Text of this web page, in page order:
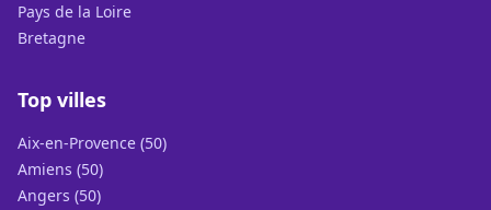
Pays de la Loire
Bretagne
Top villes
Aix-en-Provence (50)
Amiens (50)
Angers (50)